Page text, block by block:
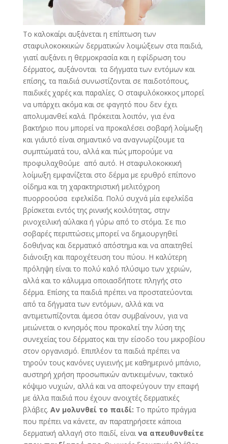
Το καλοκαίρι αυξάνεται η επίπτωση των
σταφυλοκοκκικών δερματικών λοιμώξεων στα παιδιά,
γιατί αυξάνει η θερμοκρασία και η εφίδρωση του
δέρματος, αυξάνονται τα δήγματα των εντόμων και
επίσης, τα παιδιά συνωστίζονται σε παιδοτόπους,
παιδικές χαρές και παραλίες. Ο σταφυλόκοκκος μπορεί
να υπάρχει ακόμα και σε φαγητό που δεν έχει
απολυμανθεί καλά. Πρόκειται λοιπόν, για ένα
βακτήριο που μπορεί να προκαλέσει σοβαρή λοίμωξη
και γι΄αυτό είναι σημαντικό να αναγνωρίζουμε τα
συμπτώματά του, αλλά και πώς μπορούμε να
προφυλαχθούμε από αυτό. Η σταφυλοκοκκική
λοίμωξη εμφανίζεται στο δέρμα με ερυθρό επίπονο
οίδημα και τη χαρακτηριστική μελιτόχροη
πυορροούσα εφελκίδα. Πολύ συχνά μία εφελκίδα
βρίσκεται εντός της ρινικής κοιλότητας, στην
ρινοχειλική αύλακα ή γύρω από το στόμα. Σε πιο
σοβαρές περιπτώσεις μπορεί να δημιουργηθεί
δοθιήνας και δερματικό απόστημα και να απαιτηθεί
διάνοιξη και παροχέτευση του πύου. Η καλύτερη
πρόληψη είναι το πολύ καλό πλύσιμο των χεριών,
αλλά και το κάλυμμα οποιασδήποτε πληγής στο
δέρμα. Επίσης τα παιδιά πρέπει να προστατεύονται
από τα δήγματα των εντόμων, αλλά και να
αντιμετωπίζονται άμεσα όταν συμβαίνουν, για να
μειώνεται ο κνησμός που προκαλεί την λύση της
συνεχείας του δέρματος και την είσοδο του μικροβίου
στον οργανισμό. Επιπλέον τα παιδιά πρέπει να
τηρούν τους κανόνες υγιεινής με καθημερινό μπάνιο,
αυστηρή χρήση προσωπικών αντικειμένων, τακτικό
κόψιμο νυχιών, αλλά και να αποφεύγουν την επαφή
με άλλα παιδιά που έχουν ανοιχτές δερματικές
βλάβες. Αν μολυνθεί το παιδί: Το πρώτο πράγμα
που πρέπει να κάνετε, αν παρατηρήσετε κάποια
δερματική αλλαγή στο παιδί, είναι να απευθυνθείτε